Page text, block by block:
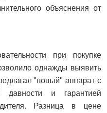
объяснения от
при покупке
однажды выявить
"новый" аппарат с
давности и гарантией
Разница в цене